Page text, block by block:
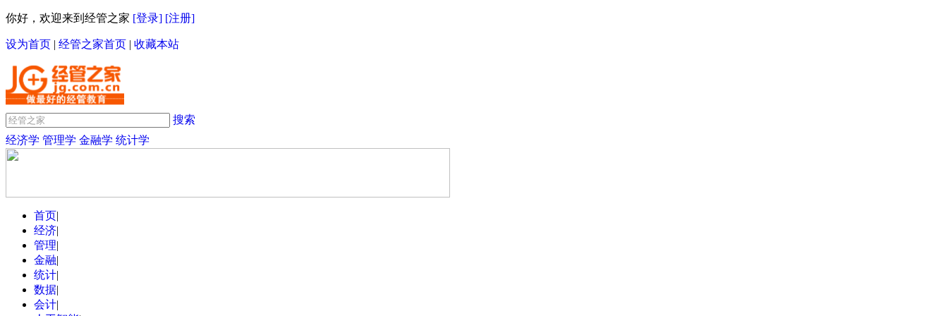
你好，欢迎来到经管之家 [登录] [注册]
设为首页 | 经管之家首页 | 收藏本站
搜索
经济学 管理学 金融学 统计学
首页|
经济|
管理|
金融|
统计|
数据|
会计|